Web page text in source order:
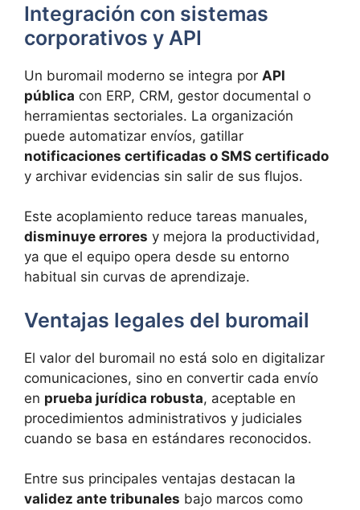
Integración con sistemas
corporativos y API
Un buromail moderno se integra por API
pública con ERP, CRM, gestor documental o
herramientas sectoriales. La organización
puede automatizar envíos, gatillar
notificaciones certificadas o SMS certificado
y archivar evidencias sin salir de sus flujos.
Este acoplamiento reduce tareas manuales,
disminuye errores y mejora la productividad,
ya que el equipo opera desde su entorno
habitual sin curvas de aprendizaje.
Ventajas legales del buromail
El valor del buromail no está solo en digitalizar
comunicaciones, sino en convertir cada envío
en prueba jurídica robusta, aceptable en
procedimientos administrativos y judiciales
cuando se basa en estándares reconocidos.
Entre sus principales ventajas destacan la
validez ante tribunales bajo marcos como